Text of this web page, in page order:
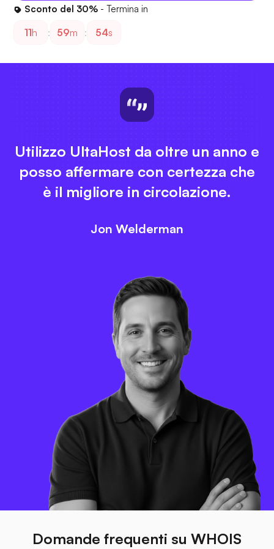
Sconto del 30% - Termina in
11h : 59m : 54s
Utilizzo UltaHost da oltre un anno e
posso affermare con certezza che
è il migliore in circolazione.
Jon Welderman
Domande frequenti su WHOIS